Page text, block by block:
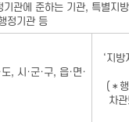
기관에 준하는 기관, 특별지
정기관 등
, 시·군·구, 읍·면·
‘지
(＊
차